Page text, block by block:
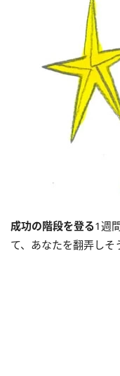
成功の階段を登る1週
て、あなたを翻弄しそ